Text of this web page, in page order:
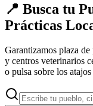
📍 Busca tu
Prácticas
Garantizamos plaza
y centros veterinarios
o pulsa sobre los